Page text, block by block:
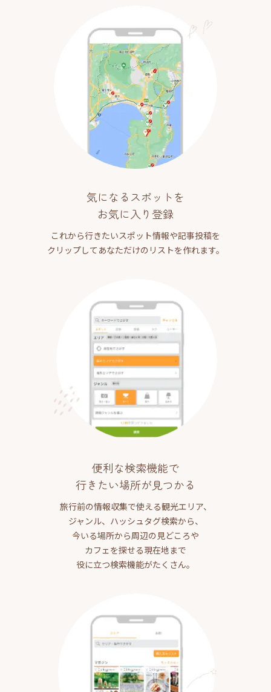
気になるスポットを
お気に入り登録
これから行きたいスポット情報や記事投稿を
クリップしてあなただけのリストを作れます。
便利な検索機能で
行きたい場所が見つかる
旅行前の情報収集で使える観光エリア、
ジャンル、ハッシュタグ検索から、
今いる場所から周辺の見どころや
カフェを探せる現在地まで
役に立つ検索機能がたくさん。